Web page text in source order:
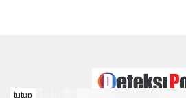
tutup